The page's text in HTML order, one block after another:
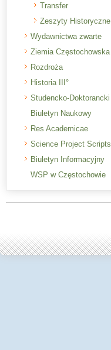
Transfer
Zeszyty Historyczne
Wydawnictwa zwarte
Ziemia Częstochowska
Rozdroża
Historia III°
Studencko-Doktorancki
Biuletyn Naukowy
Res Academicae
Science Project Scripts
Biuletyn Informacyjny
WSP w Częstochowie